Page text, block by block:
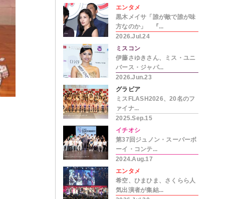
エンタメ
黒木メイサ「誰が敵で誰が味
方なのか」 『...
2026.Jul.24
ミスコン
伊藤さゆきさん、ミス・ユニ
バース・ジャパ...
2026.Jun.23
グラビア
ミスFLASH2026、20名のフ
ァイナ...
2025.Sep.15
イチオシ
第37回ジュノン・スーパーボ
ーイ・コンテ...
2024.Aug.17
エンタメ
希空、ひまひま、さくらら人
気出演者が集結...